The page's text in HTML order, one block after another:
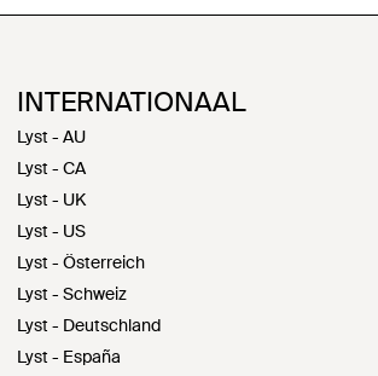
INTERNATIONAAL
Lyst - AU
Lyst - CA
Lyst - UK
Lyst - US
Lyst - Österreich
Lyst - Schweiz
Lyst - Deutschland
Lyst - España